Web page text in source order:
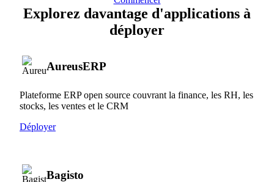
Explorez davantage d'applications à
déployer
AureusERP
Plateforme ERP open source couvrant la finance, les RH, les
stocks, les ventes et le CRM
Déployer
Bagisto